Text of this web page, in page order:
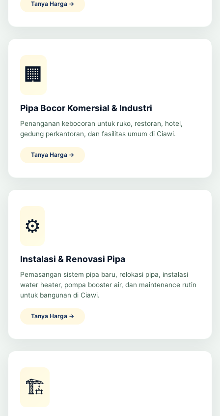
Tanya Harga →
🏢
Pipa Bocor Komersial & Industri
Penanganan kebocoran untuk ruko, restoran, hotel,
gedung perkantoran, dan fasilitas umum di Ciawi.
Tanya Harga →
⚙️
Instalasi & Renovasi Pipa
Pemasangan sistem pipa baru, relokasi pipa, instalasi
water heater, pompa booster air, dan maintenance rutin
untuk bangunan di Ciawi.
Tanya Harga →
🏗️